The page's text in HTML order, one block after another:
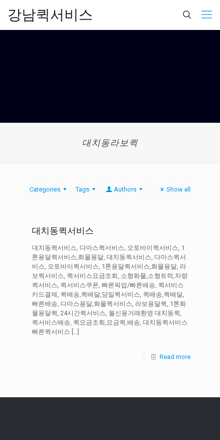
강남퀵서비스
대치동라보퀵
Categories Tags Authors Show all
대치동퀵서비스
대치동퀵서비스, 다마스퀵서비스, 오토바이퀵서비스, 1
톤용달퀵서비스,화물용달, 대치동퀵서비스, 다마스퀵서
비스, 오토바이퀵서비스, 1톤용달퀵서비스,화물용달, 라
보퀵서비스, 퀵서비스요금조회, 소형화물,소형트럭,차량
퀵서비스, 퀵서비스쿠폰, 빠른픽업/빠른배송, 퀵서비스
카드결제, 퀵배송,퀵배달,당일퀵서비스, 퀵배송,퀵배달,
빠른배송, 다마스용달,화물퀵서비스, 라보용달퀵, 1톤화
물용달퀵, 24시간퀵서비스, 월신용거래환영 대치동퀵,
퀵서비스배송, 퀵요금조회,요금퀵,배송, 대치동퀵서비스
빠른퀵서비스 […]
Read more